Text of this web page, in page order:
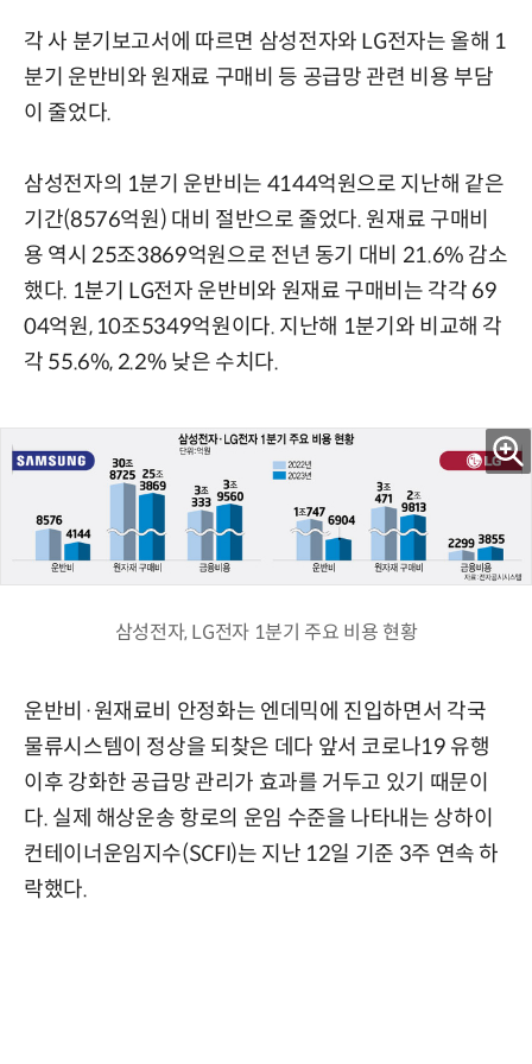
각 사 분기보고서에 따르면 삼성전자와 LG전자는 올해 1
분기 운반비와 원재료 구매비 등 공급망 관련 비용 부담
이 줄었다.
삼성전자의 1분기 운반비는 4144억원으로 지난해 같은
기간(8576억원) 대비 절반으로 줄었다. 원재료 구매비
용 역시 25조3869억원으로 전년 동기 대비 21.6% 감소
했다. 1분기 LG전자 운반비와 원재료 구매비는 각각 69
04억원, 10조5349억원이다. 지난해 1분기와 비교해 각
각 55.6%, 2.2% 낮은 수치다.
삼성전자, LG전자 1분기 주요 비용 현황
운반비·원재료비 안정화는 엔데믹에 진입하면서 각국
물류시스템이 정상을 되찾은 데다 앞서 코로나19 유행
이후 강화한 공급망 관리가 효과를 거두고 있기 때문이
다. 실제 해상운송 항로의 운임 수준을 나타내는 상하이
컨테이너운임지수(SCFI)는 지난 12일 기준 3주 연속 하
락했다.